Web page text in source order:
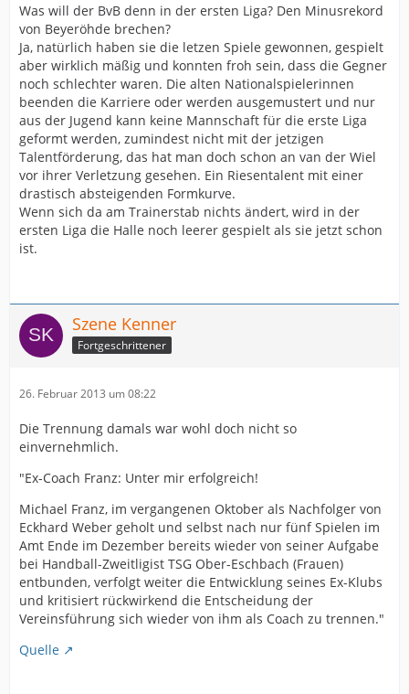
Was will der BvB denn in der ersten Liga? Den Minusrekord
von Beyeröhde brechen?
Ja, natürlich haben sie die letzen Spiele gewonnen, gespielt
aber wirklich mäßig und konnten froh sein, dass die Gegner
noch schlechter waren. Die alten Nationalspielerinnen
beenden die Karriere oder werden ausgemustert und nur
aus der Jugend kann keine Mannschaft für die erste Liga
geformt werden, zumindest nicht mit der jetzigen
Talentförderung, das hat man doch schon an van der Wiel
vor ihrer Verletzung gesehen. Ein Riesentalent mit einer
drastisch absteigenden Formkurve.
Wenn sich da am Trainerstab nichts ändert, wird in der
ersten Liga die Halle noch leerer gespielt als sie jetzt schon
ist.
Szene Kenner
Fortgeschrittener
26. Februar 2013 um 08:22
Die Trennung damals war wohl doch nicht so
einvernehmlich.
"Ex-Coach Franz: Unter mir erfolgreich!
Michael Franz, im vergangenen Oktober als Nachfolger von
Eckhard Weber geholt und selbst nach nur fünf Spielen im
Amt Ende im Dezember bereits wieder von seiner Aufgabe
bei Handball-Zweitligist TSG Ober-Eschbach (Frauen)
entbunden, verfolgt weiter die Entwicklung seines Ex-Klubs
und kritisiert rückwirkend die Entscheidung der
Vereinsführung sich wieder von ihm als Coach zu trennen."
Quelle